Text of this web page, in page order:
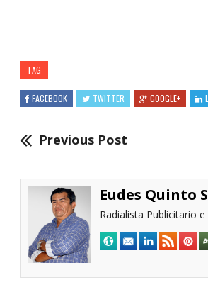
TAG
FACEBOOK TWITTER GOOGLE+
Previous Post
Eudes Quinto
Radialista Publicitario